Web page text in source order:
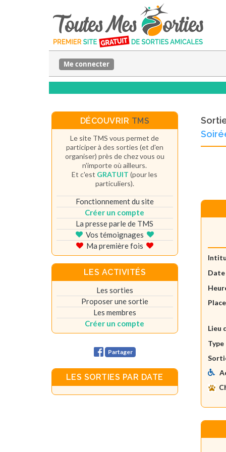
Me connecter
Date
Lieu
DÉCOUVRIR TMS
Le site TMS vous permet de
participer à des sorties (et d'en
organiser) près de chez vous ou
n'importe où ailleurs.
Et c'est GRATUIT (pour les
particuliers).
Fonctionnement du site
Créer un compte
La presse parle de TMS
Vos témoignages
Ma première fois
LES ACTIVITÉS
Les sorties
Proposer une sortie
Les membres
Créer un compte
Partager
LES SORTIES PAR DATE